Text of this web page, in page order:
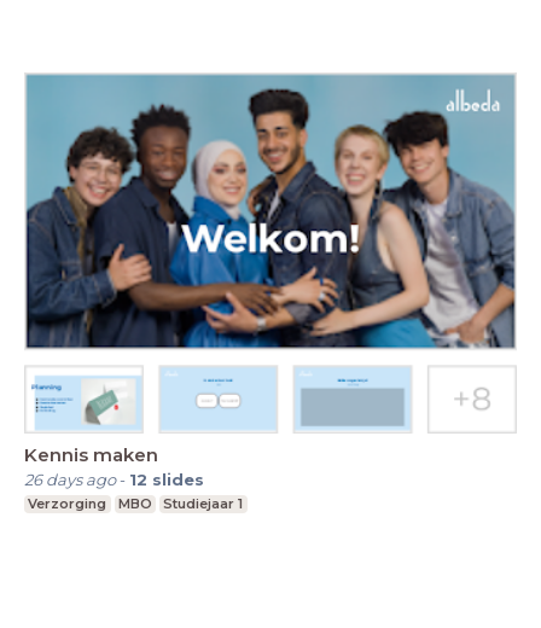
Kennis maken
26 days ago- 12 slides
Verzorging MBO Studiejaar 1